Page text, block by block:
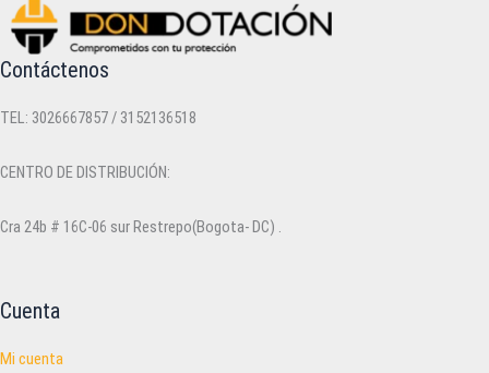
pueden
elegir
página
producto
Contáctenos
TEL: 3026667857 / 3152136518
CENTRO DE DISTRIBUCIÓN:
Cra 24b # 16C-06 sur Restrepo(Bogota- DC) .
Cuenta
Mi cuenta